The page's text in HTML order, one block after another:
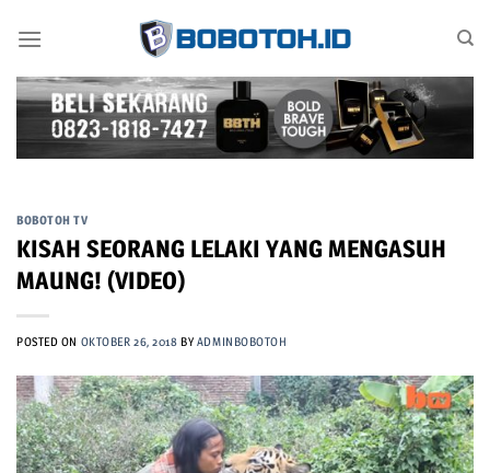
BOBOTOH TV
KISAH SEORANG LELAKI YANG MENGASUH
MAUNG! (VIDEO)
POSTED ON OKTOBER 26, 2018 BY ADMINBOBOTOH